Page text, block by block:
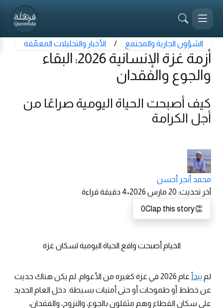
الشؤون الجارية والمجتمع / الأخبار والتحليلات المعمّقة
أزمة غزة الإنسانية 2026: البقاء
والجوع والفقدان
كيف أصبحت الحياة اليومية صراعًا من
أجل الكرامة
محمد أنجر أحسن
آخر تحديث: 20 مارس 2026 •
4 دقيقة قراءة
👏
0Clap this story
الخيام أصبحت واقع الحياة اليومية لسكان غزة
لم يبدأ
عام 2026 في غزة كغيره من الأعوام. لم يكن هناك حديث
عن خطط أو طموحات أو حتى أمنيات بسيطة. دخل العام الجديد
على سكان القطاع وهم مثقلون بالجوع، والنزوح، والفقدان،